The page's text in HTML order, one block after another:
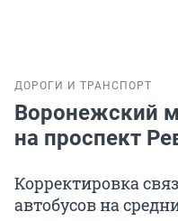
ДОРОГИ И ТРАНСПОРТ
Воронежский
на проспект
Корректировка
автобусов на